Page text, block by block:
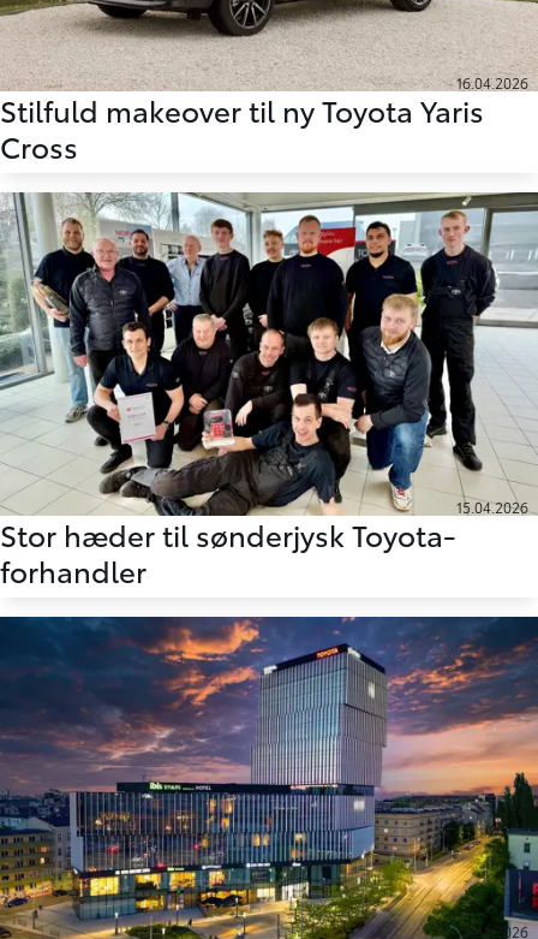
16.04.2026
Stilfuld makeover til ny Toyota Yaris
Cross
15.04.2026
Stor hæder til sønderjysk Toyota-
forhandler
14.04.2026